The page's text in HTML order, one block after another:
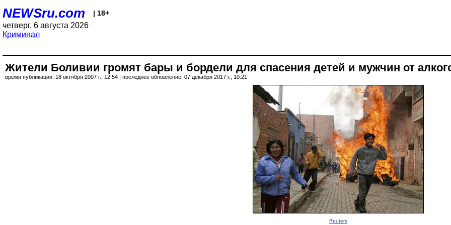
NEWSru.com | 18+
четверг, 6 августа 2026
Криминал
Жители Боливии громят бары и бордели для спасения детей и мужчин от
время публикации: 18 октября 2007 г., 12:54 | последнее обновление: 07 декабря 2017 г., 10:21
Reuters